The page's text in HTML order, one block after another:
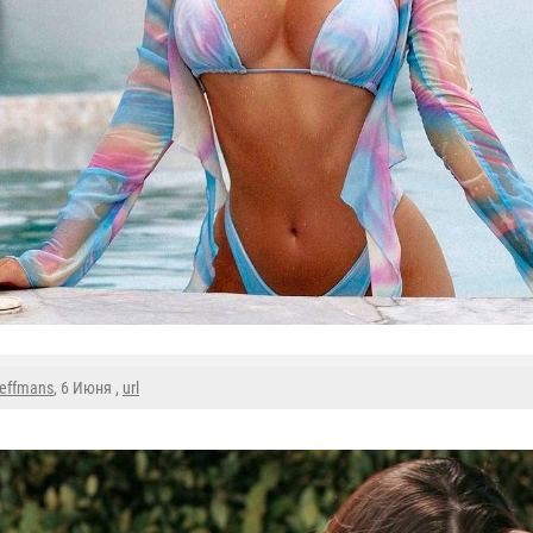
, 6 Июня , url